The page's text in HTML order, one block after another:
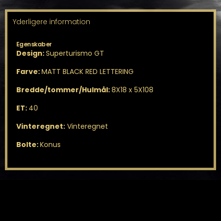
Yderligere information
Egenskaber
Design:Superturismo GT
Farve:MATT BLACK RED LETTERING
Bredde/tommer/Hulmål:8X18 x 5X108
ET: 40
Vinteregnet:Vinteregnet
Bolte:Konus